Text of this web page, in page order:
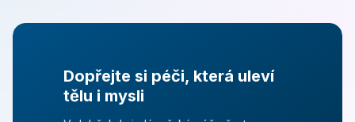
Praktické lékařství
Dopřejte si péči, která uleví
tělu i mysli